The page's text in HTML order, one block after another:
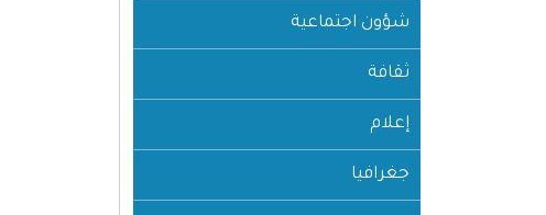
شؤون اجتماعية
ثقافة
إعلام
جغرافيا